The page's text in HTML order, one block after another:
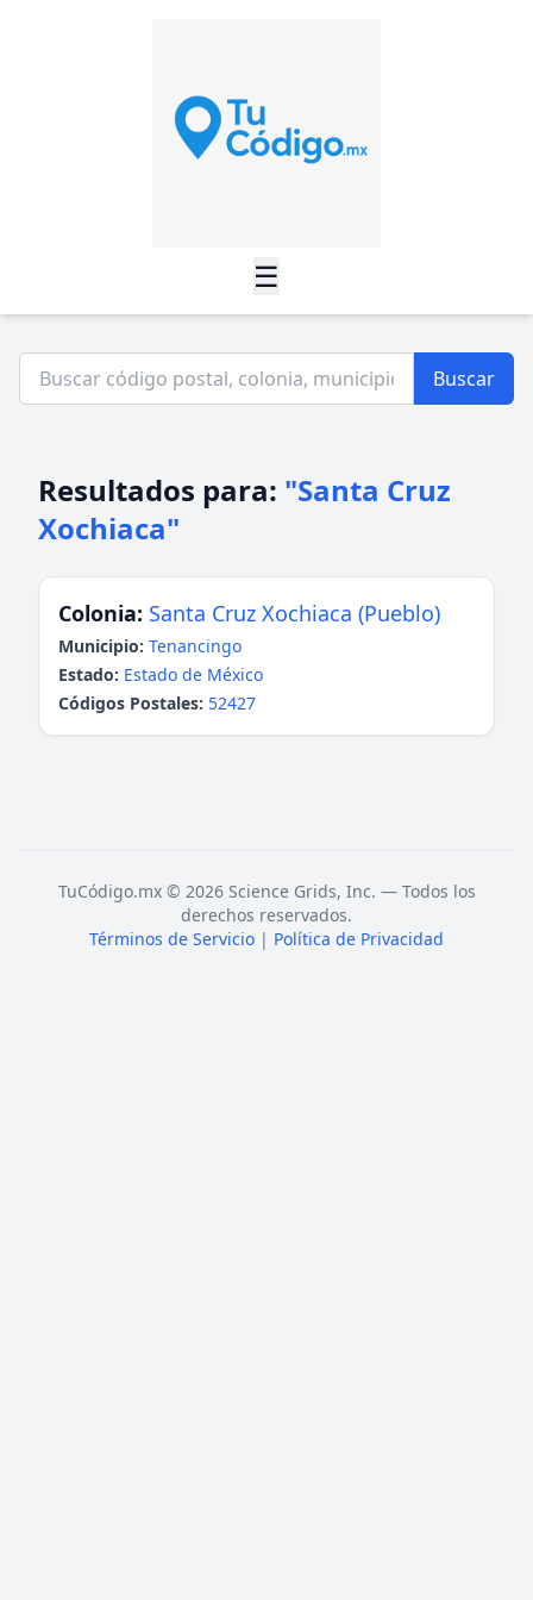
☰
Buscar
Resultados para: "Santa Cruz
Xochiaca"
Colonia: Santa Cruz Xochiaca (Pueblo)
Municipio: Tenancingo
Estado: Estado de México
Códigos Postales: 52427
TuCódigo.mx © 2026 Science Grids, Inc. — Todos los
derechos reservados.
Términos de Servicio | Política de Privacidad